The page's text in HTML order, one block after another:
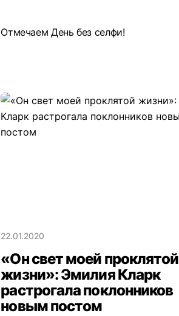
Отмечаем День без селфи!
22.01.2020
«Он свет моей проклятой
жизни»: Эмилия Кларк
растрогала поклонников
новым постом